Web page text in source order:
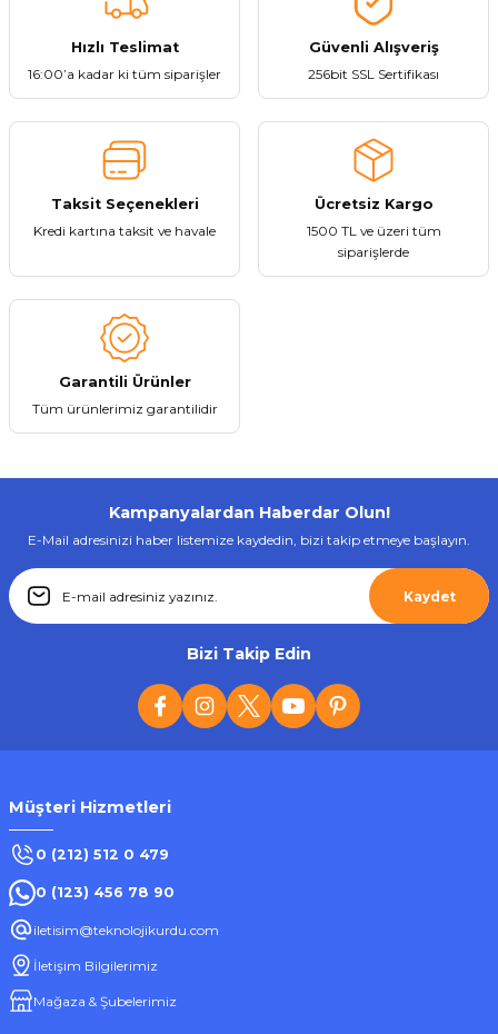
Ürün açıklamasında eksik bilgiler bulunuyor.
Ürün bilgilerinde hatalar bulunuyor.
Ürün fiyatı diğer sitelerden daha pahalı.
Bu ürüne benzer farklı alternatifler olmalı.
Everton
Everton RT-869 Güneş Enerjili Bluetooth Usb/Sd/Aux/Fm Radyo Ses
Stokta Yok
Tükendi
358,47 ₺
Tükendi
Everton RT-896 Bluetooth Usb/Sd/Aux/Fm Radyo Ses Bombası
Hızlı Teslimat
16:00’a kadar ki tüm siparişler
Güvenli Alışveriş
256bit SSL Sertifikası
Taksit Seçenekleri
Kredi kartına taksit ve havale
Ücretsiz Kargo
1500 TL ve üzeri tüm
siparişlerde
Garantili Ürünler
Tüm ürünlerimiz garantilidir
Kampanyalardan Haberdar Olun!
E-Mail adresinizi haber listemize kaydedin, bizi takip etmeye başlayın.
Kaydet
Bizi Takip Edin
Müşteri Hizmetleri
0 (212) 512 0 479
0 (123) 456 78 90
iletisim@teknolojikurdu.com
İletişim Bilgilerimiz
Mağaza & Şubelerimiz